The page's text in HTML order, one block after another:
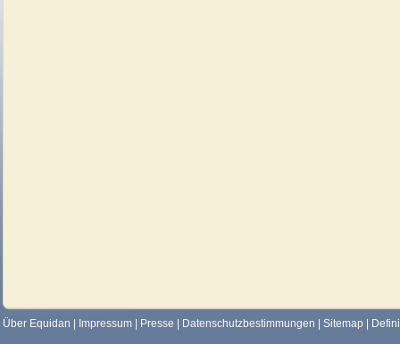
Über Equidan Impressum Presse Datenschutzbestimmungen Sitemap